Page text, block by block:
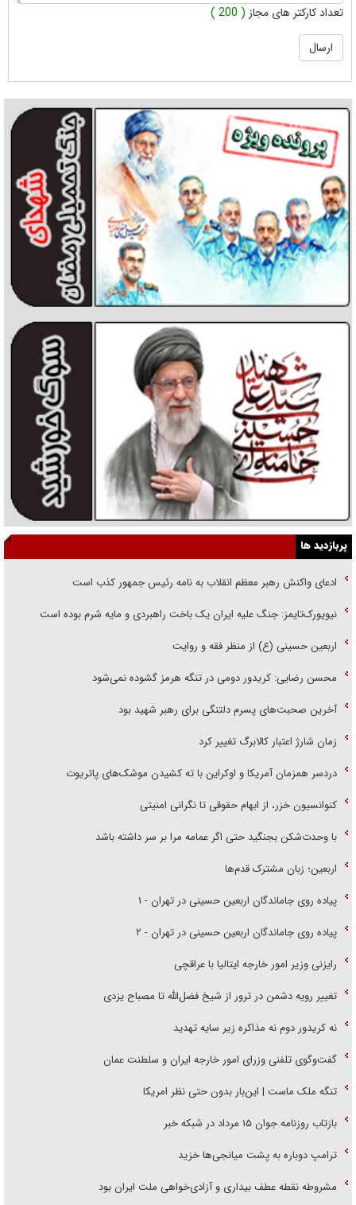
تعداد کارکتر های مجاز ( 200 )
پربازدید ها
ادعای واکنش رهبر معظم انقلاب به نامه رئیس جمهور کذب است
نیویورک‌تایمز: جنگ علیه ایران یک باخت راهبردی و مایه شرم بوده است
اربعین حسینی (ع) از منظر فقه و روایت
محسن رضایی: کریدور دومی در تنگه هرمز گشوده نمی‌شود
آخرین صحبت‌های پسرم دلتنگی برای رهبر شهید بود
زمان شارژ اعتبار کالابرگ تغییر کرد
دردسر همزمان آمریکا و اوکراین با ته کشیدن موشک‌های پاتریوت
کنوانسیون خزر، از ابهام حقوقی تا نگرانی امنیتی
با وحدت‌شکن بجنگید حتی اگر عمامه مرا بر سر داشته باشد
اربعین؛ زبان مشترک قدم‌ها
پیاده روی جاماندگان اربعین حسینی در تهران - ۱
پیاده روی جاماندگان اربعین حسینی در تهران - ۲
رایزنی وزیر امور خارجه ایتالیا با عراقچی
تغییر رویه دشمن در ترور از شیخ فضل‌الله تا مصباح یزدی
نه کریدور دوم نه مذاکره زیر سایه تهدید
گفت‌وگوی تلفنی وزرای امور خارجه ایران و سلطنت عمان
تنگه ملک ماست | این‌بار بدون حتی نظر امریکا
بازتاب روزنامه جوان ۱۵ مرداد در شبکه خبر
ترامپ دوباره به پشت میانجی‌ها خزید
مشروطه نقطه عطف بیداری و آزادی‌خواهی ملت ایران بود